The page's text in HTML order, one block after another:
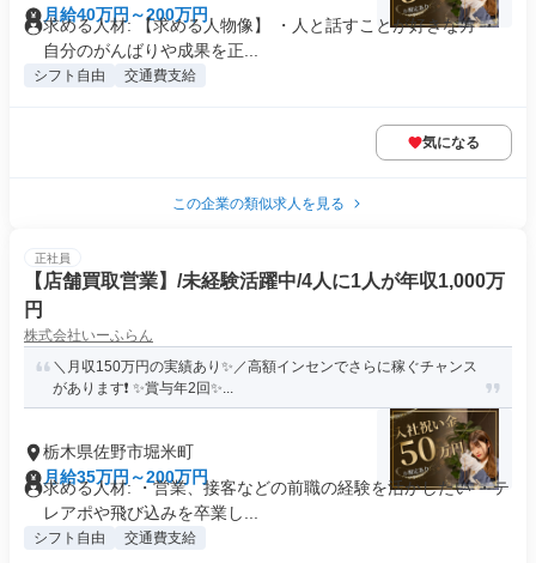
月給40万円～200万円
求める人材: 【求める人物像】 ・人と話すことが好きな方 ・
自分のがんばりや成果を正...
シフト自由 交通費支給
気になる
この企業の類似求人を見る
正社員
【店舗買取営業】/未経験活躍中/4人に1人が年収1,000万
円
株式会社いーふらん
＼月収150万円の実績あり✨／高額インセンでさらに稼ぐチャンス
があります❗ ✨賞与年2回✨...
栃木県佐野市堀米町
月給35万円～200万円
求める人材: ・営業、接客などの前職の経験を活かしたい ・テ
レアポや飛び込みを卒業し...
シフト自由 交通費支給